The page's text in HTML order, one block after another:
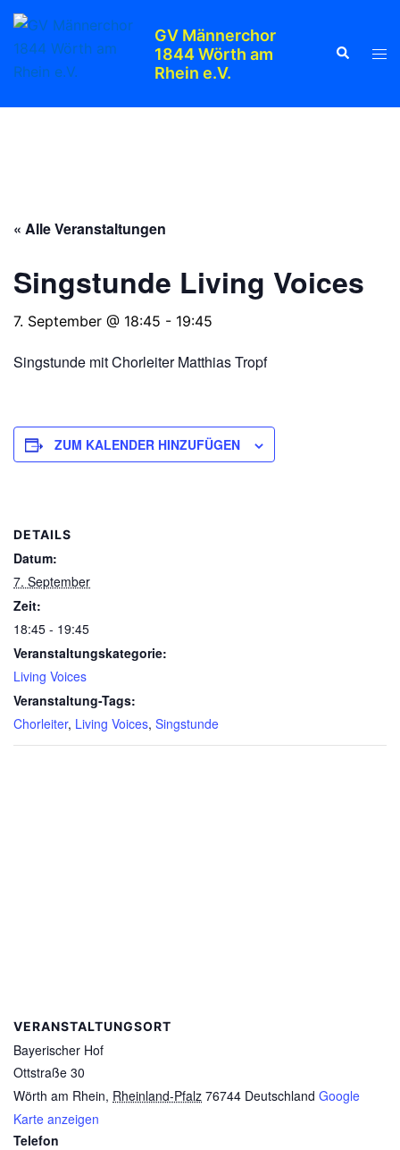
Zum
Inhalt
springen
GV Männerchor
1844 Wörth am
Rhein e.V.
Suche
« Alle Veranstaltungen
Singstunde Living Voices
7. September @ 18:45 - 19:45
Singstunde mit Chorleiter Matthias Tropf
ZUM KALENDER HINZUFÜGEN
DETAILS
Datum:
7. September
Zeit:
18:45 - 19:45
Veranstaltungskategorie:
Living Voices
Veranstaltung-Tags:
Chorleiter, Living Voices, Singstunde
VERANSTALTUNGSORT
Bayerischer Hof
Ottstraße 30
Wörth am Rhein, Rheinland-Pfalz 76744 Deutschland Google
Karte anzeigen
Telefon